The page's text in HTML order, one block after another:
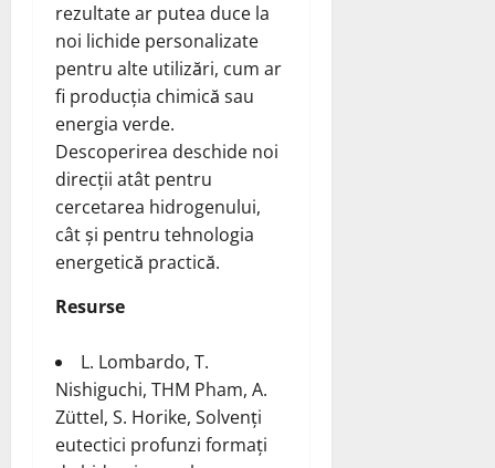
rezultate ar putea duce la
noi lichide personalizate
pentru alte utilizări, cum ar
fi producția chimică sau
energia verde.
Descoperirea deschide noi
direcții atât pentru
cercetarea hidrogenului,
cât și pentru tehnologia
energetică practică.
Resurse
L. Lombardo, T.
Nishiguchi, THM Pham, A.
Züttel, S. Horike, Solvenți
eutectici profunzi formați